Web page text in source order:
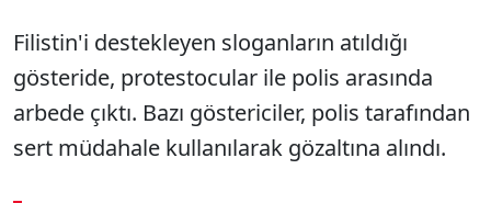
Filistin'i destekleyen sloganların atıldığı
gösteride, protestocular ile polis arasında
arbede çıktı. Bazı göstericiler, polis tarafından
sert müdahale kullanılarak gözaltına alındı.